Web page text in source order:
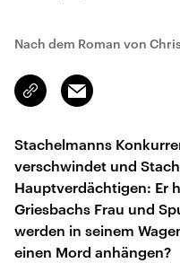
Nach dem Roman von
Link
kopieren/teilen
Email
Stachelmanns
verschwindet und
Hauptverdächtigen: Er
Griesbachs Frau und
werden in seinem
einen Mord anhängen?